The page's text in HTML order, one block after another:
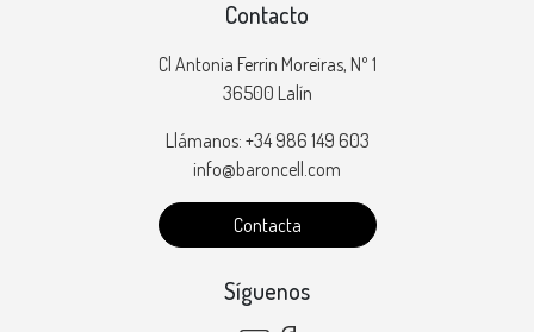
Contacto
Cl Antonia Ferrin Moreiras, Nº 1
36500 Lalín
Llámanos: +34 986 149 603
info@baroncell.com
Contacta
Síguenos